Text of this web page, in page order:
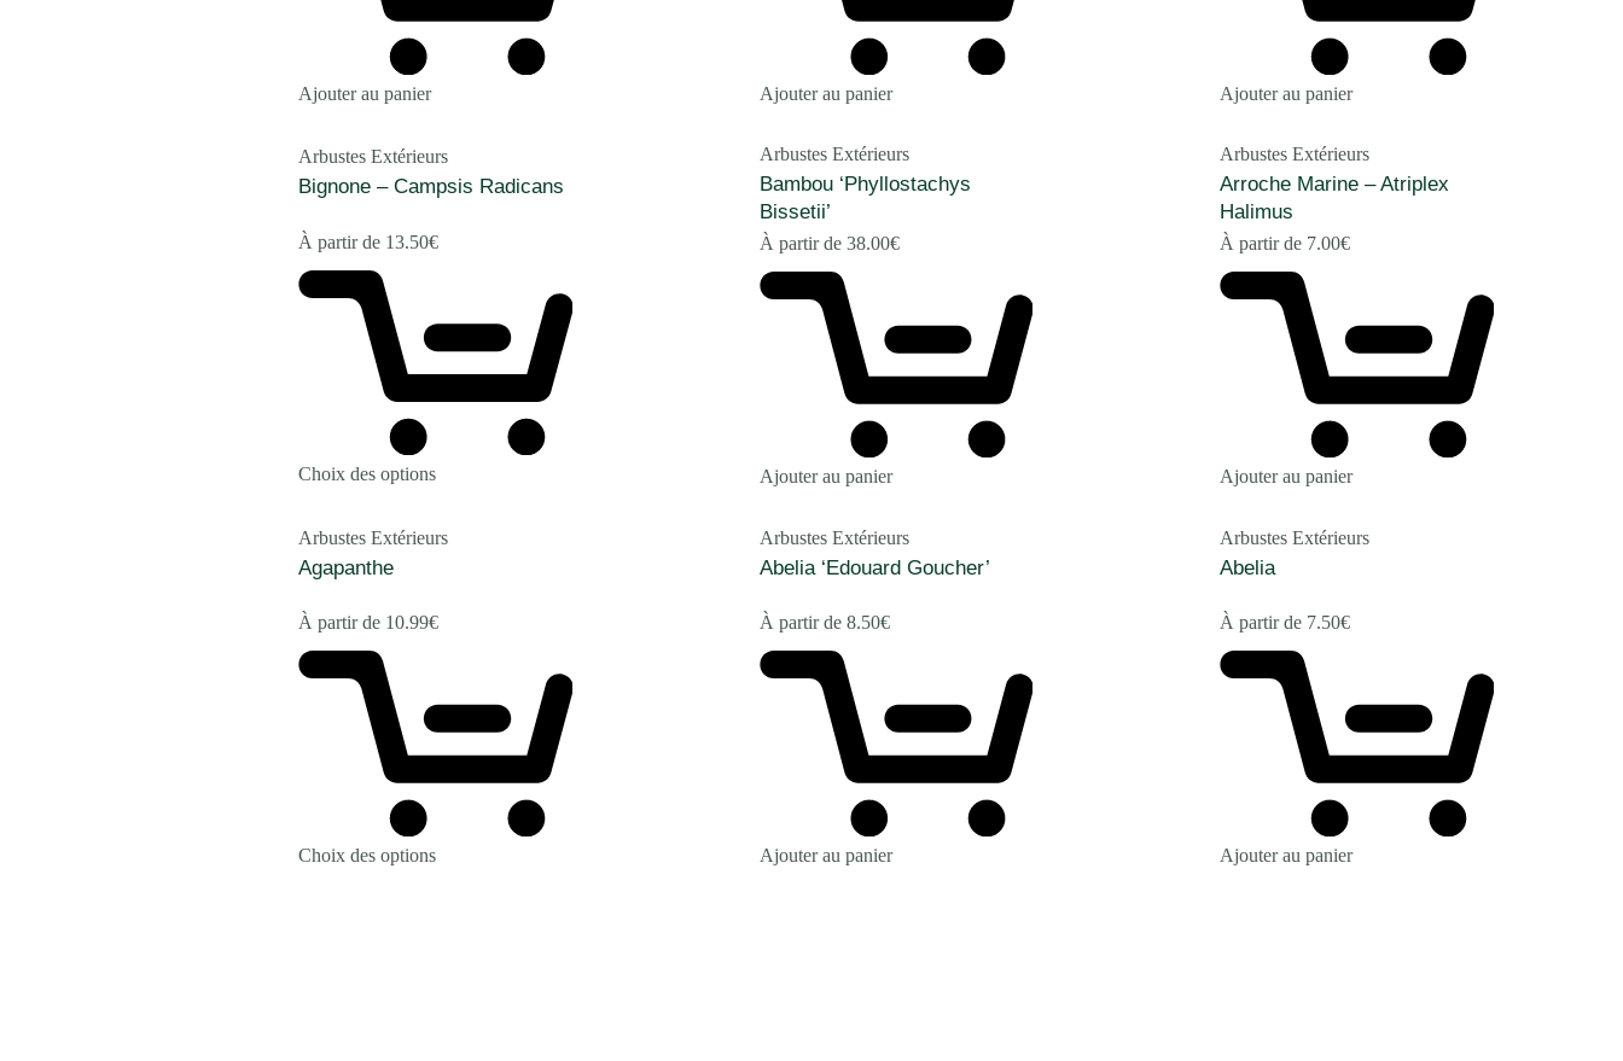
Ajouter au panier Ajouter au panier Ajouter au panier
Arbustes Extérieurs
Bignone – Campsis Radicans
À partir de 13.50€
Choix des options
Arbustes Extérieurs
Bambou ‘Phyllostachys
Bissetii’
À partir de 38.00€
Ajouter au panier
Arbustes Extérieurs
Arroche Marine – Atriplex
Halimus
À partir de 7.00€
Ajouter au panier
Arbustes Extérieurs
Agapanthe
À partir de 10.99€
Choix des options
Arbustes Extérieurs
Abelia ‘Edouard Goucher’
À partir de 8.50€
Ajouter au panier
Arbustes Extérieurs
Abelia
À partir de 7.50€
Ajouter au panier